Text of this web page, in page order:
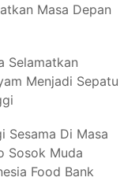
Masa Depan
Selamatkan
Menjadi Sepatu
Sesama Di Masa
Sosok Muda
Food Bank